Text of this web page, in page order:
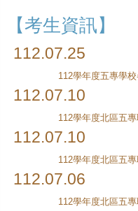
【考生資訊】
112.07.25
112學年度五專學
112.07.10
112.07.10
112.07.06